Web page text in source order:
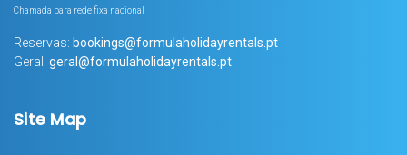
Chamada para rede fixa nacional
Reservas: bookings@formulaholidayrentals.pt
Geral: geral@formulaholidayrentals.pt
Site Map